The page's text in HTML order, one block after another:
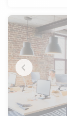
Situé dans un
fonctionnement
projets
Description
Configuration
étages sur un
fonctionnelle et
Rezdechaussée
cloisonnés,
permettant